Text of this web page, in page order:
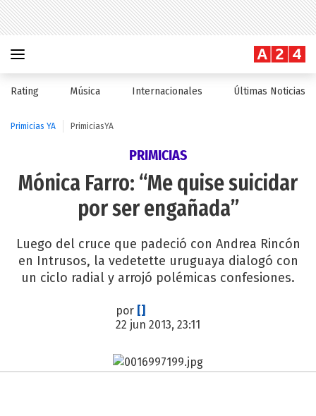
Rating Música Internacionales Últimas Noticias
Primicias YA PrimiciasYA
PRIMICIAS
Mónica Farro: “Me quise suicidar
por ser engañada”
Luego del cruce que padeció con Andrea Rincón
en Intrusos, la vedetette uruguaya dialogó con
un ciclo radial y arrojó polémicas confesiones.
por []
22 jun 2013, 23:11